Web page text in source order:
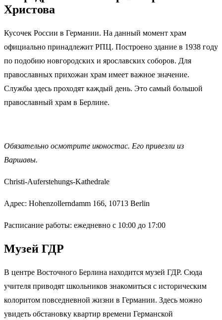
Христова
Кусочек России в Германии. На данный момент храм
официально принадлежит РПЦ. Построено здание в 1938 году
по подобию новгородских и ярославских соборов. Для
православных прихожан храм имеет важное значение.
Службы здесь проходят каждый день. Это самый большой
православный храм в Берлине.
Обязательно осмотрите иконостас. Его привезли из
Варшавы.
Christi-Auferstehungs-Kathedrale
Адрес: Hohenzollerndamm 166, 10713 Berlin
Расписание работы: ежедневно с 10:00 до 17:00
Музей ГДР
В центре Восточного Берлина находится музей ГДР. Сюда
учителя приводят школьников знакомиться с историческим
колоритом повседневной жизни в Германии. Здесь можно
увидеть обстановку квартир времени Германской